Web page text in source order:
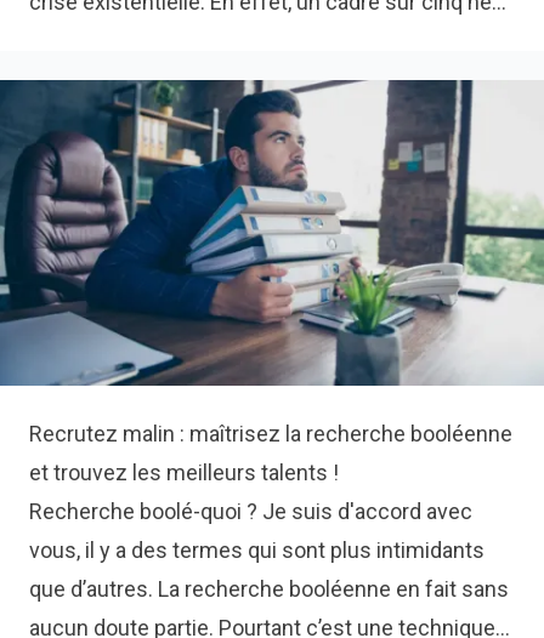
Recrutez malin : maîtrisez la recherche booléenne
et trouvez les meilleurs talents !
Recherche boolé-quoi ? Je suis d'accord avec
vous, il y a des termes qui sont plus intimidants
que d’autres. La recherche booléenne en fait sans
aucun doute partie. Pourtant c’est une technique